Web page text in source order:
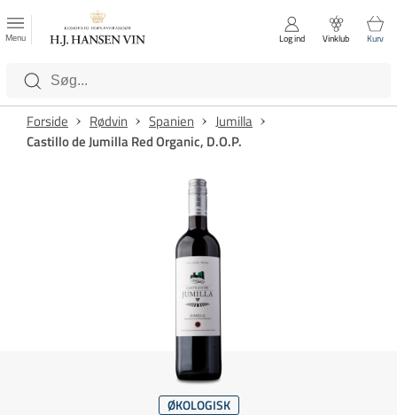
Luk
Kategorier
Menu Log ind Vinklub Kurv
Forside Rødvin Spanien
Jumilla
Castillo de Jumilla Red Organic, D.O.P.
ØKOLOGISK